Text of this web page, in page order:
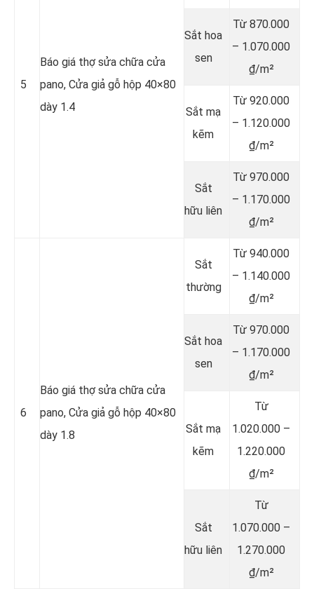
5
Báo giá thợ sửa chữa cửa
pano, Cửa giả gỗ hộp 40×80
dày 1.4
Sắt hoa
sen
Từ 870.000
– 1.070.000
₫/m²
Sắt mạ
kẽm
Từ 920.000
– 1.120.000
₫/m²
Sắt
hữu liên
Từ 970.000
– 1.170.000
₫/m²
6
Báo giá thợ sửa chữa cửa
pano, Cửa giả gỗ hộp 40×80
dày 1.8
Sắt
thường
Từ 940.000
– 1.140.000
₫/m²
Sắt hoa
sen
Từ 970.000
– 1.170.000
₫/m²
Sắt mạ
kẽm
Từ
1.020.000 –
1.220.000
₫/m²
Sắt
hữu liên
Từ
1.070.000 –
1.270.000
₫/m²